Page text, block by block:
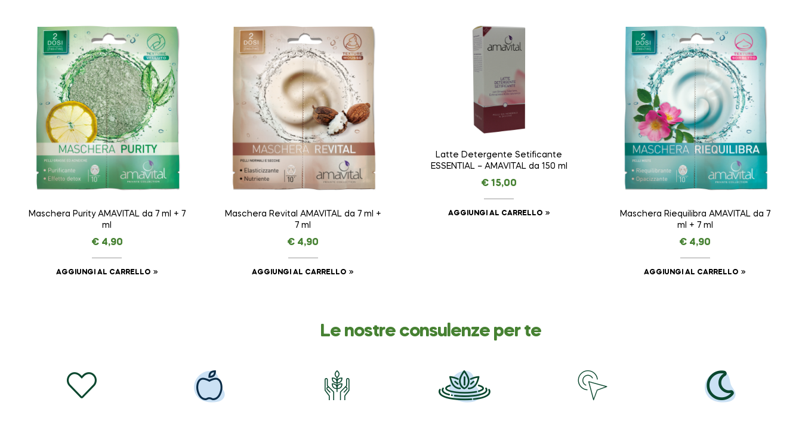
Maschera Purity AMAVITAL da 7 ml + 7
ml
€4,90
AGGIUNGI AL CARRELLO
Maschera Revital AMAVITAL da 7 ml +
7 ml
€ 4,90
AGGIUNGI AL CARRELLO
Latte Detergente Setificante
ESSENTIAL – AMAVITAL da 150 ml
€ 15,00
AGGIUNGI AL CARRELLO
Maschera Riequilibra AMAVITAL da 7
ml + 7 ml
€ 4,90
AGGIUNGI AL CARRELLO
Le nostre consulenze per te